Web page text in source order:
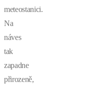
meteostanici.
Na
náves
tak
zapadne
přirozeně,